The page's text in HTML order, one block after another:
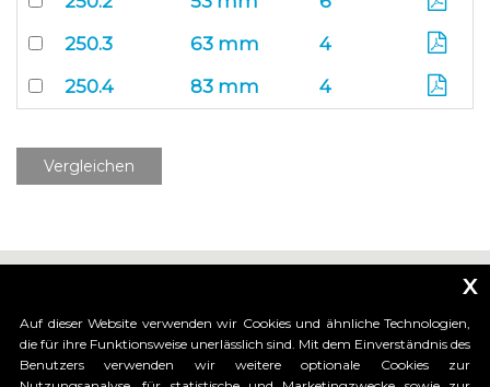
250.3
63 mm
4
250.4
83 mm 4
Vergleichen
_____________________________
x
Auf dieser Website verwenden wir Cookies und ähnliche Technologien,
die für ihre Funktionsweise unerlässlich sind. Mit dem Einverständnis des
Benutzers verwenden wir weitere optionale Cookies zur